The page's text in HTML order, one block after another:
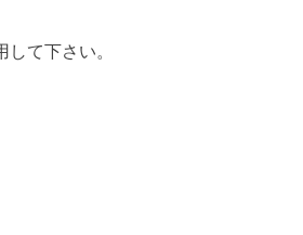
て下さい。